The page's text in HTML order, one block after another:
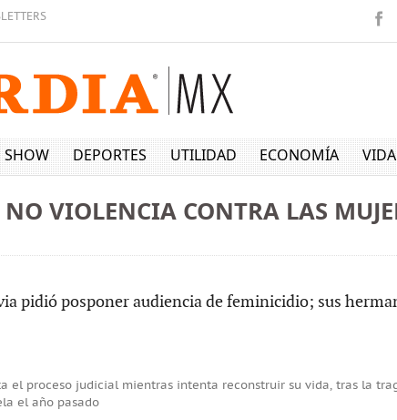
SHOW DEPORTES UTILIDAD ECONOMÍA VIDA
VIOLENCIA CONTRA LAS
pidió posponer audiencia de feminicidio; sus
el proceso judicial mientras intenta reconstruir su vida, tras la
el año pasado